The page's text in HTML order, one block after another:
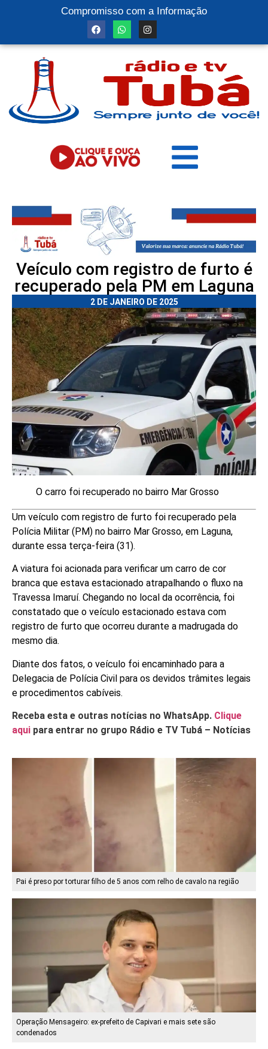
Compromisso com a Informação
Veículo com registro de furto é
recuperado pela PM em Laguna
2 DE JANEIRO DE 2025
O carro foi recuperado no bairro Mar Grosso
Um veículo com registro de furto foi recuperado pela
Polícia Militar (PM) no bairro Mar Grosso, em Laguna,
durante essa terça-feira (31).
A viatura foi acionada para verificar um carro de cor
branca que estava estacionado atrapalhando o fluxo na
Travessa Imaruí. Chegando no local da ocorrência, foi
constatado que o veículo estacionado estava com
registro de furto que ocorreu durante a madrugada do
mesmo dia.
Diante dos fatos, o veículo foi encaminhado para a
Delegacia de Polícia Civil para os devidos trâmites legais
e procedimentos cabíveis.
Receba esta e outras notícias no WhatsApp. Clique
aqui para entrar no grupo Rádio e TV Tubá – Notícias
Pai é preso por torturar filho de 5 anos com relho de cavalo na região
Operação Mensageiro: ex-prefeito de Capivari e mais sete são
condenados